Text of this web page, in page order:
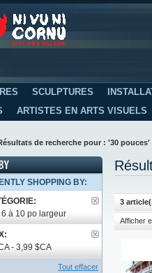
SCULPTURES
ARTISTES EN ARTS VISUELS
de recherche pour : '30 pouces'
3
Afficher
SHOPPING BY:
à 10 po largeur
- 3,99 $CA
Tout effacer